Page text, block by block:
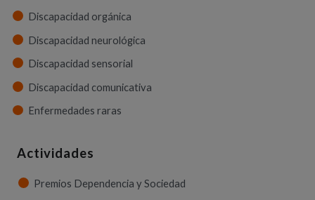
Discapacidad orgánica
Discapacidad neurológica
Discapacidad sensorial
Discapacidad comunicativa
Enfermedades raras
Actividades
Premios Dependencia y Sociedad